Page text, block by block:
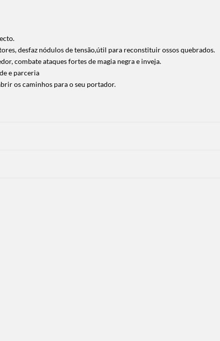
desfaz nódulos de tensão,útil para reconstituir ossos quebrados.
combate ataques fortes de magia negra e inveja.
e parceria
os caminhos para o seu portador.